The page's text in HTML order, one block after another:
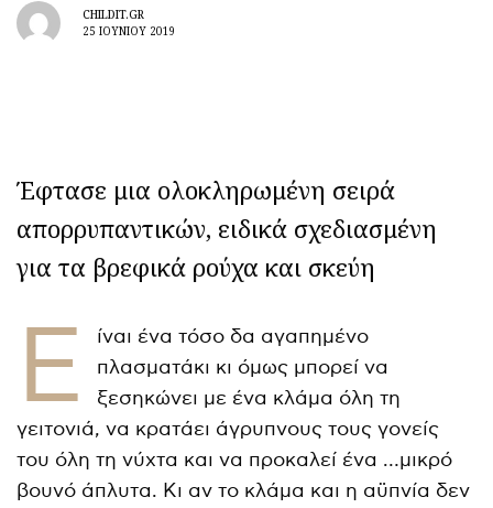
CHILDIT.GR
25 ΙΟΥΝΊΟΥ 2019
Έφτασε μια ολοκληρωμένη σειρά
απορρυπαντικών, ειδικά σχεδιασμένη
για τα βρεφικά ρούχα και σκεύη
Ε
ίναι ένα τόσο δα αγαπημένο
πλασματάκι κι όμως μπορεί να
ξεσηκώνει με ένα κλάμα όλη τη
γειτονιά, να κρατάει άγρυπνους τους γονείς
του όλη τη νύχτα και να προκαλεί ένα …μικρό
βουνό άπλυτα. Κι αν το κλάμα και η αϋπνία δεν